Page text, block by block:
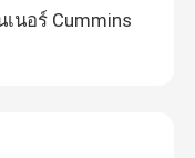
นอร์ Cummins